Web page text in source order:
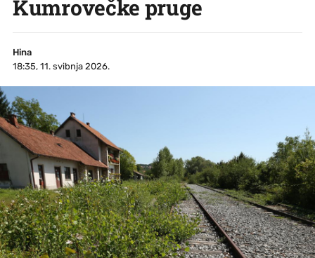
Kumrovečke pruge
Hina
18:35, 11. svibnja 2026.